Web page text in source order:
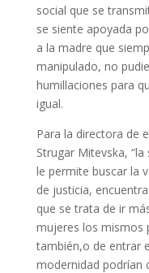
social que se
se siente apoyada
a la madre que
manipulado, no
humillaciones para
igual.
Para la directora de
Strugar Mitevska,
le permite buscar la
de justicia,
que se trata de ir
mujeres los mismos
también,o de entrar
modernidad podrían